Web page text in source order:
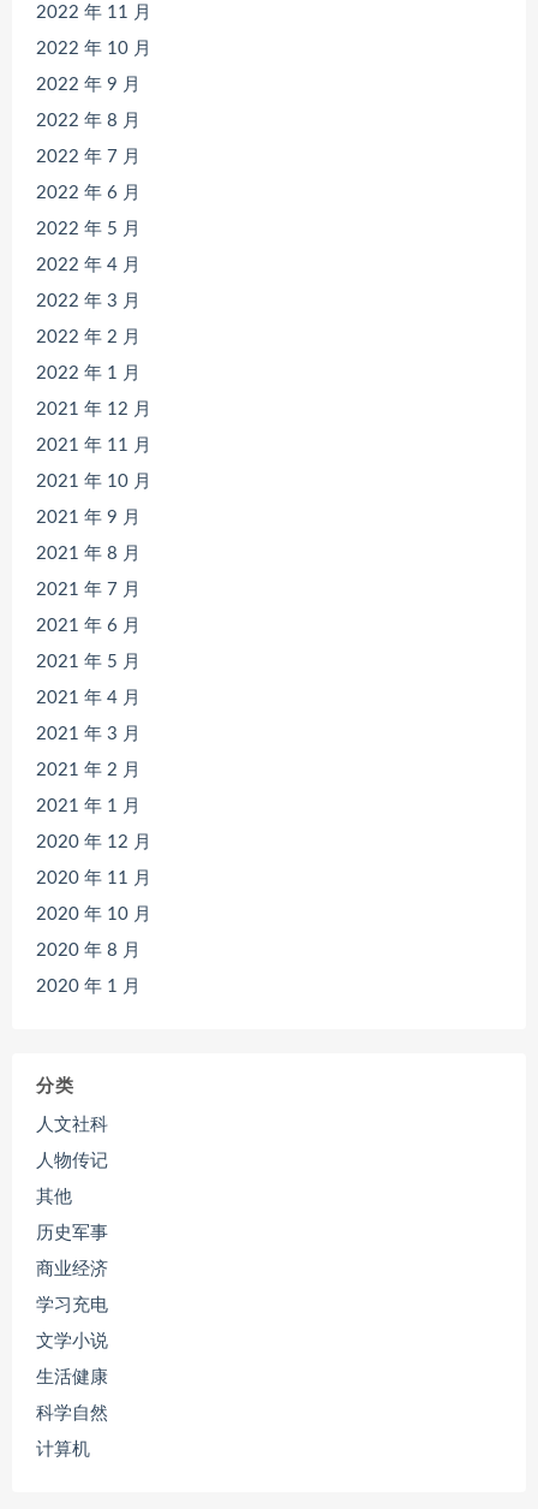
2022 年 11 月
2022 年 10 月
2022 年 9 月
2022 年 8 月
2022 年 7 月
2022 年 6 月
2022 年 5 月
2022 年 4 月
2022 年 3 月
2022 年 2 月
2022 年 1 月
2021 年 12 月
2021 年 11 月
2021 年 10 月
2021 年 9 月
2021 年 8 月
2021 年 7 月
2021 年 6 月
2021 年 5 月
2021 年 4 月
2021 年 3 月
2021 年 2 月
2021 年 1 月
2020 年 12 月
2020 年 11 月
2020 年 10 月
2020 年 8 月
2020 年 1 月
分类
人文社科
人物传记
其他
历史军事
商业经济
学习充电
文学小说
生活健康
科学自然
计算机